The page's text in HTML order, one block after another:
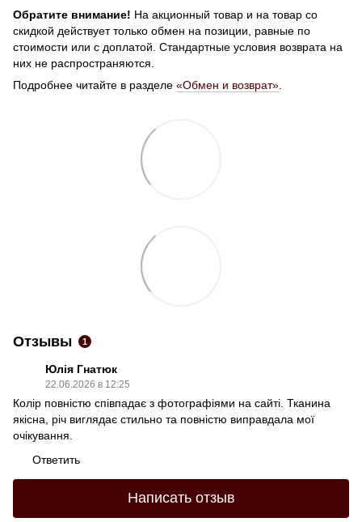
Обратите внимание! На акционный товар и на товар со
скидкой действует только обмен на позиции, равные по
стоимости или с доплатой. Стандартные условия возврата на
них не распространяются.
Подробнее читайте в разделе «Обмен и возврат»
Отзывы 1
Юлія Гнатюк
22.06.2026 в 12:25
Колір повністю співпадає з фотографіями на сайті. Тканина
якісна, річ виглядає стильно та повністю виправдала мої
очікування.
Ответить
Написать отзыв